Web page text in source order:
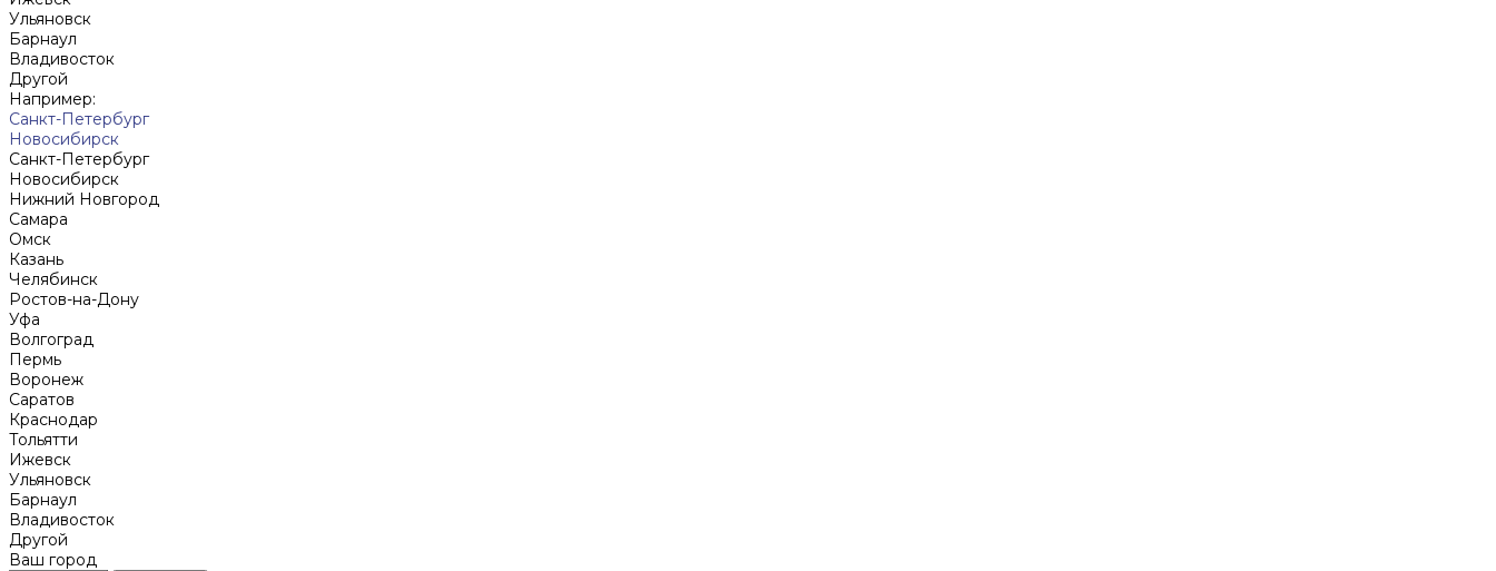
Ульяновск
Барнаул
Владивосток
Другой
Например:
Санкт-Петербург
Новосибирск
Санкт-Петербург
Новосибирск
Нижний Новгород
Cамара
Омск
Казань
Челябинск
Ростов-на-Дону
Уфа
Волгоград
Пермь
Воронеж
Саратов
Краснодар
Тольятти
Ижевск
Ульяновск
Барнаул
Владивосток
Другой
Ваш город